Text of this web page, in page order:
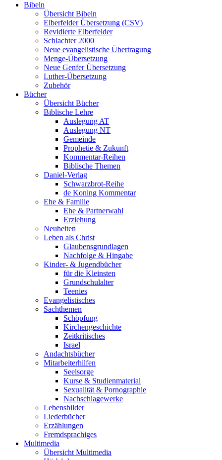
Bibeln
Übersicht Bibeln
Elberfelder Übersetzung (CSV)
Revidierte Elberfelder
Schlachter 2000
Neue evangelistische Übertragung
Menge-Übersetzung
Neue Genfer Übersetzung
Luther-Übersetzung
Zubehör
Bücher
Übersicht Bücher
Biblische Lehre
Auslegung AT
Auslegung NT
Gemeinde
Prophetie & Zukunft
Kommentar-Reihen
Biblische Themen
Daniel-Verlag
Schwarzbrot-Reihe
de Koning Kommentar
Ehe & Familie
Ehe & Partnerwahl
Erziehung
Neuheiten
Leben als Christ
Glaubensgrundlagen
Nachfolge & Hingabe
Kinder- & Jugendbücher
für die Kleinsten
Grundschulalter
Teenies
Evangelistisches
Sachthemen
Schöpfung
Kirchengeschichte
Zeitkritisches
Israel
Andachtsbücher
Mitarbeiterhilfen
Seelsorge
Kurse & Studienmaterial
Sexualität & Pornographie
Nachschlagewerke
Lebensbilder
Liederbücher
Erzählungen
Fremdsprachiges
Multimedia
Übersicht Multimedia